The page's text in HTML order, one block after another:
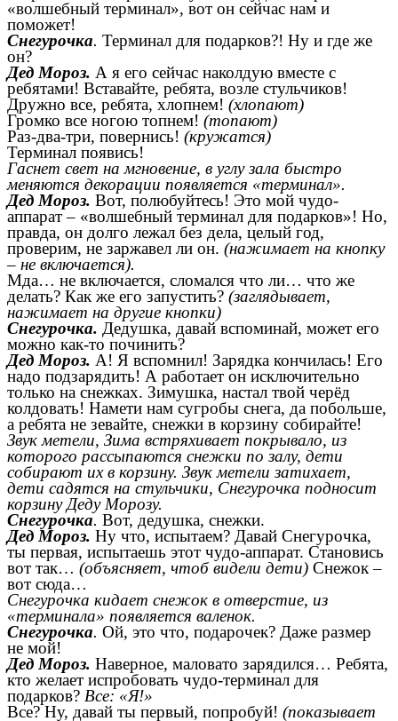
«волшебный терминал», вот он сейчас нам и
поможет!
Снегурочка. Терминал для подарков?! Ну и где же
он?
Дед Мороз. А я его сейчас наколдую вместе с
ребятами! Вставайте, ребята, возле стульчиков!
Дружно все, ребята, хлопнем! (хлопают)
Громко все ногою топнем! (топают)
Раз-два-три, повернись! (кружатся)
Терминал появись!
Гаснет свет на мгновение, в углу зала быстро
меняются декорации появляется «терминал».
Дед Мороз. Вот, полюбуйтесь! Это мой чудо-
аппарат – «волшебный терминал для подарков»! Но,
правда, он долго лежал без дела, целый год,
проверим, не заржавел ли он. (нажимает на кнопку
– не включается).
Мда… не включается, сломался что ли… что же
делать? Как же его запустить? (заглядывает,
нажимает на другие кнопки)
Снегурочка. Дедушка, давай вспоминай, может его
можно как-то починить?
Дед Мороз. А! Я вспомнил! Зарядка кончилась! Его
надо подзарядить! А работает он исключительно
только на снежках. Зимушка, настал твой черёд
колдовать! Намети нам сугробы снега, да побольше,
а ребята не зевайте, снежки в корзину собирайте!
Звук метели, Зима встряхивает покрывало, из
которого рассыпаются снежки по залу, дети
собирают их в корзину. Звук метели затихает,
дети садятся на стульчики, Снегурочка подносит
корзину Деду Морозу.
Снегурочка. Вот, дедушка, снежки.
Дед Мороз. Ну что, испытаем? Давай Снегурочка,
ты первая, испытаешь этот чудо-аппарат. Становись
вот так… (объясняет, чтоб видели дети) Снежок –
вот сюда…
Снегурочка кидает снежок в отверстие, из
«терминала» появляется валенок.
Снегурочка. Ой, это что, подарочек? Даже размер
не мой!
Дед Мороз. Наверное, маловато зарядился… Ребята,
кто желает испробовать чудо-терминал для
подарков? Все: «Я!»
Все? Ну, давай ты первый, попробуй! (показывает